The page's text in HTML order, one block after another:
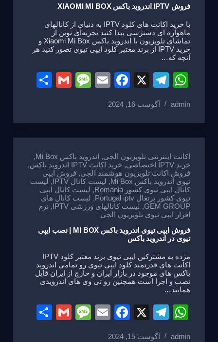
k
فروش IPTV اندروید باکس XIAOMI MI BOX
با خرید اکانت های کلود IPTV به دنیای از کانالهای
ماهواره ای دسترسی پیدا کنید تجربه‌ای نوین از
تماشای تلویزیون با اندروید باکس Xiaomi Mi Box و
خرید IPTV از برند معتبر کلود ایپی تیوی تصور کنید هر
آنچه که…
W
at
s
A
p
p
T
e
gr
a
m
X
F
c
e
b
o
o
k
E
M
a
g
e
G
e
admin آگوست 16, 2024
اکانت اینترنتی تلویزیون الجی, اندروید باکس Mi Box
,
خرید IPTV اختصاصی
, خرید اکانت IPTV اندروید باکس
,
فروش اکانت تلویزیون هوشمند الجی, فروش ایپی
تیوی اندروید باکس Mi Box
, لیست کانال IPTV , لیست
کانال ایپی تیوی کشور Romania
, لیست کانال ایپی
تیوی کشور پرتغال Portugal iptv
, لیست کانال های
GEM GROUP
, لیست کانالهای ورزشی IPTV , نرم
افزار ایپی تیوی تلویزیون الجی
فروش ایپی تیوی اندروید باکس MI BOX | نصب ایپی
تیوی در اندروید باکس
مژده به مشترکین ایپی تیوی برند معتبر کلود IPTV
اکانت های قدرتمند کلود ایپی تیوی رو تمامی اندروید
باکس های موجود در بازار ایران و خارج از ایران قابل
نصب و اجرا است همچنین رو تی وی های اندرویدی
همانند…
W
T
X
F
E
M
G
admin آگوست 15, 2024